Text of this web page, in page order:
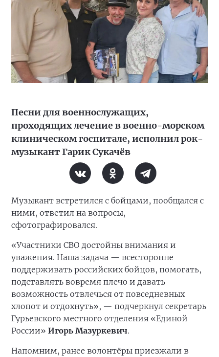
Песни для военнослужащих,
проходящих лечение в военно-морском
клиническом госпитале, исполнил рок-
музыкант Гарик Сукачёв
Музыкант встретился с бойцами, пообщался с
ними, ответил на вопросы,
сфотографировался.
«Участники СВО достойны внимания и
уважения. Наша задача — всесторонне
поддерживать российских бойцов, помогать,
подставлять вовремя плечо и давать
возможность отвлечься от повседневных
хлопот и отдохнуть», — подчеркнул секретарь
Гурьевского местного отделения «Единой
России» Игорь Мазуркевич.
Напомним, ранее волонтёры приезжали в